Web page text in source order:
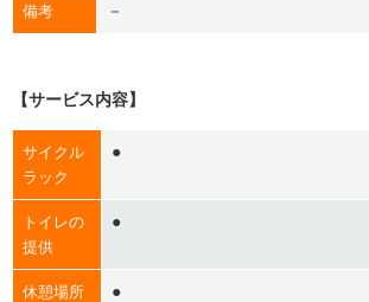
備考 －
【サービス内容】
サイクル
ラック
●
トイレの
提供
●
休憩場所
●